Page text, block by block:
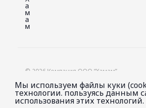
© 2026 Компания ООО “Хамам”.
Мы используем файлы куки
технологии. пользуясь данным
использования этих технологий.